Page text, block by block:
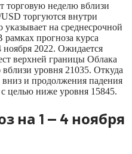
торговую неделю вблизи
торгуются внутри
на среднесрочной
прогноза курса
2022. Ожидается
верхней границы Облака
уровня 21035. Откуда
и продолжения падения
целью ниже уровня 15845.
на 1 — 4 ноября